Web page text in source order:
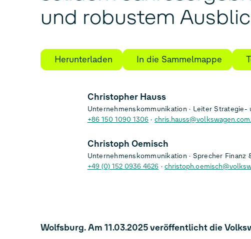
und robustem
Herunterladen In die Sammelmappe
Christopher Hauss
Unternehmenskommunikation Leiter Strategie-
+86 150 1090 1306
Christoph Oemisch
Unternehmenskommunikation Sprecher Finanz
+49 (0) 152 0936 4626
Wolfsburg. Am 11.03.2025 veröffentlicht die